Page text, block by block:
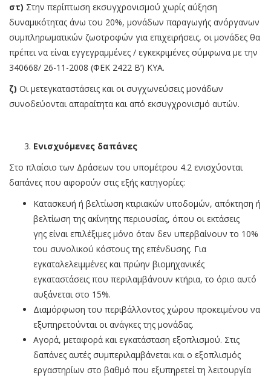
στ) Στην περίπτωση εκσυγχρονισμού χωρίς αύξηση
δυναμικότητας άνω του 20%, μονάδων παραγωγής ανόργανων
συμπληρωματικών ζωοτροφών για επιχειρήσεις, οι μονάδες θα
πρέπει να είναι εγγεγραμμένες / εγκεκριμένες σύμφωνα με την
340668/ 26-11-2008 (ΦΕΚ 2422 Β’) ΚΥΑ.
ζ) Οι μετεγκαταστάσεις και οι συγχωνεύσεις μονάδων
συνοδεύονται απαραίτητα και από εκσυγχρονισμό αυτών.
Ενισχυόμενες δαπάνες
Στο πλαίσιο των Δράσεων του υπομέτρου 4.2 ενισχύονται
δαπάνες που αφορούν στις εξής κατηγορίες:
Κατασκευή ή βελτίωση κτιριακών υποδομών, απόκτηση ή
βελτίωση της ακίνητης περιουσίας, όπου οι εκτάσεις
γης είναι επιλέξιμες μόνο όταν δεν υπερβαίνουν το 10%
του συνολικού κόστους της επένδυσης. Για
εγκαταλελειμμένες και πρώην βιομηχανικές
εγκαταστάσεις που περιλαμβάνουν κτήρια, το όριο αυτό
αυξάνεται στο 15%.
Διαμόρφωση του περιβάλλοντος χώρου προκειμένου να
εξυπηρετούνται οι ανάγκες της μονάδας.
Αγορά, μεταφορά και εγκατάσταση εξοπλισμού. Στις
δαπάνες αυτές συμπεριλαμβάνεται και ο εξοπλισμός
εργαστηρίων στο βαθμό που εξυπηρετεί τη λειτουργία